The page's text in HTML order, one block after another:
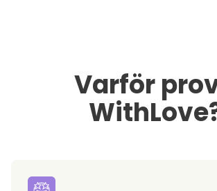
Varför